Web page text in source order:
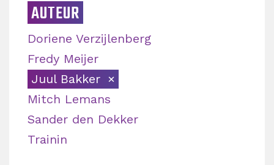
AUTEUR
Doriene Verzijlenberg
Fredy Meijer
Juul Bakker
Mitch Lemans
Sander den Dekker
Trainin